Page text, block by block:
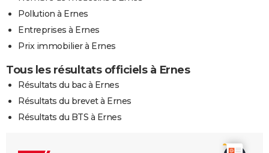
Pollution à Ernes
Entreprises à Ernes
Prix immobilier à Ernes
Tous les résultats officiels à Ernes
Résultats du bac à Ernes
Résultats du brevet à Ernes
Résultats du BTS à Ernes